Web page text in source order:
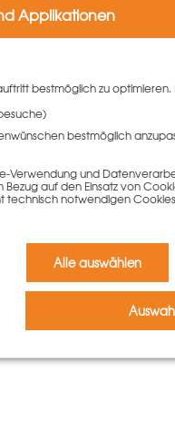
LOGO
bietet eine bündige
angebracht.
gesichert, um ein
die perfekte
Applikationen
bestmöglich zu optimieren.
bestmöglich
Verwendung und
auf den Einsatz von
technisch notwendigen
Alle auswählen